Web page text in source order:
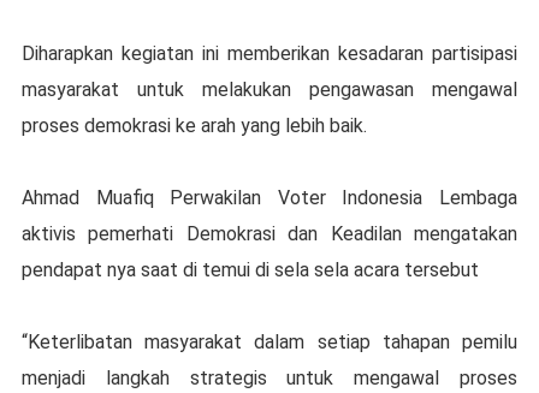
Diharapkan kegiatan ini memberikan kesadaran partisipasi
masyarakat untuk melakukan pengawasan mengawal
proses demokrasi ke arah yang lebih baik.
Ahmad Muafiq Perwakilan Voter Indonesia Lembaga
aktivis pemerhati Demokrasi dan Keadilan mengatakan
pendapat nya saat di temui di sela sela acara tersebut
“Keterlibatan masyarakat dalam setiap tahapan pemilu
menjadi langkah strategis untuk mengawal proses